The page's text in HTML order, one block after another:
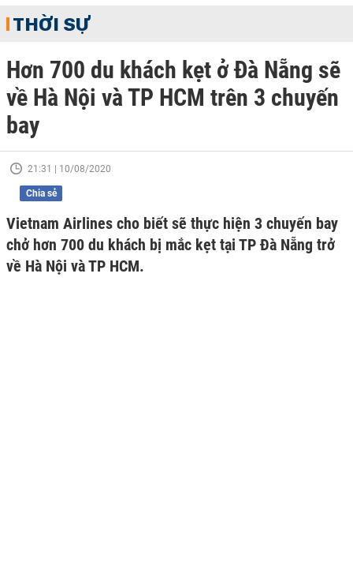
THỜI SỰ
Hơn 700 du khách kẹt ở Đà Nẵng sẽ
về Hà Nội và TP HCM trên 3 chuyến
bay
21:31 | 10/08/2020
Chia sẻ
Vietnam Airlines cho biết sẽ thực hiện 3 chuyến bay
chở hơn 700 du khách bị mắc kẹt tại TP Đà Nẵng trở
về Hà Nội và TP HCM.